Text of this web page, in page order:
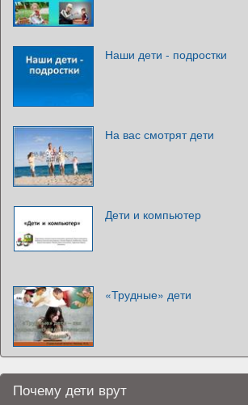
Наши дети - подростки
На вас смотрят дети
Дети и компьютер
«Трудные» дети
Почему дети врут